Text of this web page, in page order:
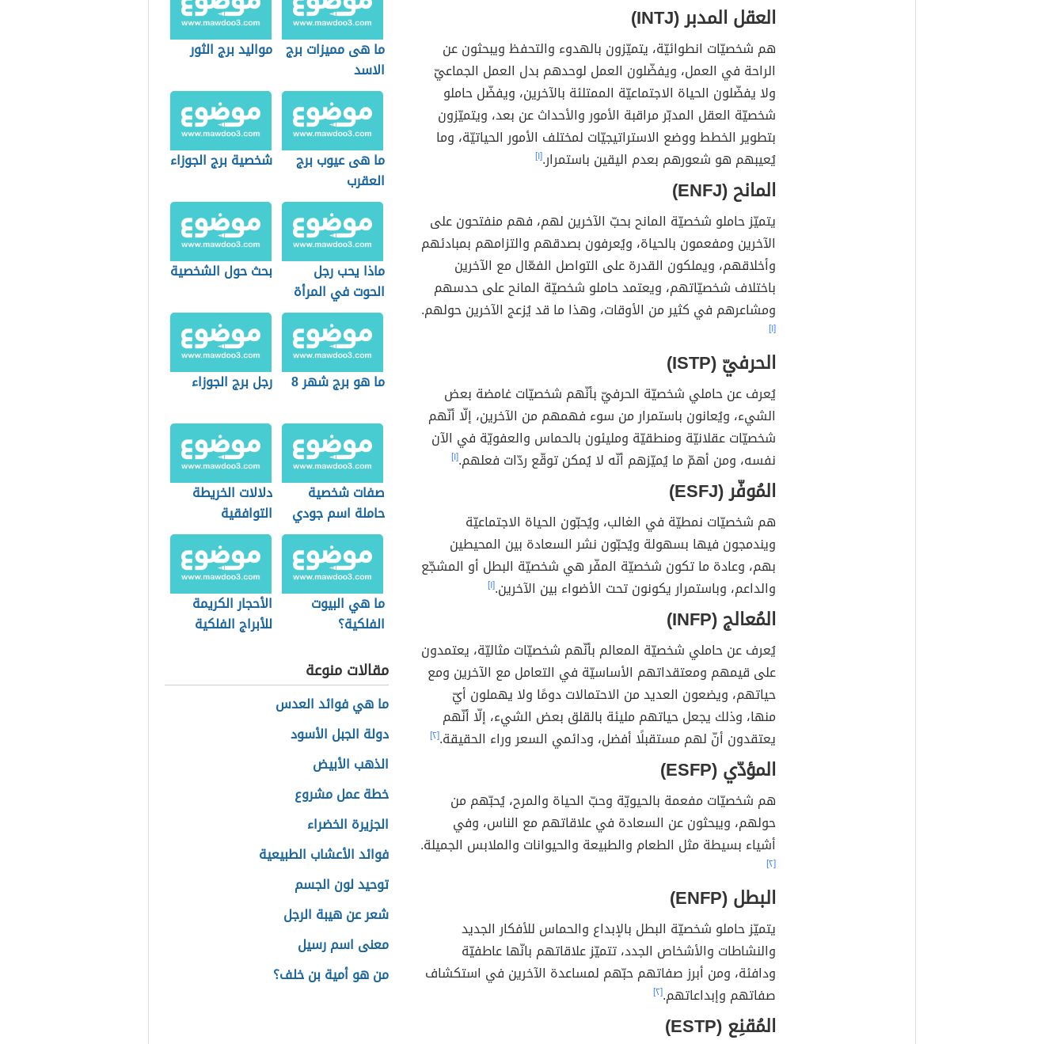
العقل المدبر (INTJ)
هم شخصيّات انطوائيّة، يتميّزون بالهدوء والتحفظ ويبحثون عن
الراحة في العمل، ويفضّلون العمل لوحدهم بدل العمل الجماعيّ
ولا يفضّلون الحياة الاجتماعيّة الممتلئة بالآخرين، ويفضّل حاملو
شخصيّة العقل المدبّر مراقبة الأمور والأحداث عن بعد، ويتميّزون
بتطوير الخطط ووضع الاستراتيجيّات لمختلف الأمور الحياتيّة، وما
يُعيبهم هو شعورهم بعدم اليقين باستمرار.[١]
المانح (ENFJ)
يتميّز حاملو شخصيّة المانح بحبّ الآخرين لهم، فهم منفتحون على
الآخرين ومفعمون بالحياة، ويُعرفون بصدقهم والتزامهم بمبادئهم
وأخلاقهم، ويملكون القدرة على التواصل الفعّال مع الآخرين
باختلاف شخصيّاتهم، ويعتمد حاملو شخصيّة المانح على حدسهم
ومشاعرهم في كثير من الأوقات، وهذا ما قد يُزعج الآخرين حولهم.
[١]
الحرفيّ (ISTP)
يُعرف عن حاملي شخصيّة الحرفيّ بأنّهم شخصيّات غامضة بعض
الشيء، ويُعانون باستمرار من سوء فهمهم من الآخرين، إلّا أنّهم
شخصيّات عقلانيّة ومنطقيّة ومليئون بالحماس والعفويّة في الآن
نفسه، ومن أهمّ ما يُميّزهم أنّه لا يُمكن توقّع ردّات فعلهم.[١]
المُوفّر (ESFJ)
هم شخصيّات نمطيّة في الغالب، ويُحبّون الحياة الاجتماعيّة
ويندمجون فيها بسهولة ويُحبّون نشر السعادة بين المحيطين
بهم، وعادة ما تكون شخصيّة المفّر هي شخصيّة البطل أو المشجّع
والداعم، وباستمرار يكونون تحت الأضواء بين الآخرين.[١]
المُعالج (INFP)
يُعرف عن حاملي شخصيّة المعالم بأنّهم شخصيّات مثاليّة، يعتمدون
على قيمهم ومعتقداتهم الأساسيّة في التعامل مع الآخرين ومع
حياتهم، ويضعون العديد من الاحتمالات دومًا ولا يهملون أيّ
منها، وذلك يجعل حياتهم مليئة بالقلق بعض الشيء، إلّا أنّهم
يعتقدون أنّ لهم مستقبلًا أفضل، ودائمي السعر وراء الحقيقة.[٢]
المؤدّي (ESFP)
هم شخصيّات مفعمة بالحيويّة وحبّ الحياة والمرح، يُحبّهم من
حولهم، ويبحثون عن السعادة في علاقاتهم مع الناس، وفي
أشياء بسيطة مثل الطعام والطبيعة والحيوانات والملابس الجميلة.
[٢]
البطل (ENFP)
يتميّز حاملو شخصيّة البطل بالإبداع والحماس للأفكار الجديد
والنشاطات والأشخاص الجدد، تتميّز علاقاتهم بانّها عاطفيّة
ودافئة، ومن أبرز صفاتهم حبّهم لمساعدة الآخرين في استكشاف
صفاتهم وإبداعاتهم.[٢]
المُقنِع (ESTP)
ما هى مميزات برج
الاسد
مواليد برج الثور
ما هى عيوب برج
العقرب
شخصية برج الجوزاء
ماذا يحب رجل
الحوت في المرأة
بحث حول الشخصية
ما هو برج شهر 8 رجل برج الجوزاء
صفات شخصية
حاملة اسم جودي
دلالات الخريطة
التوافقية
ما هي البيوت
الفلكية؟
الأحجار الكريمة
للأبراج الفلكية
مقالات منوعة
ما هي فوائد العدس
دولة الجبل الأسود
الذهب الأبيض
خطة عمل مشروع
الجزيرة الخضراء
فوائد الأعشاب الطبيعية
توحيد لون الجسم
شعر عن هيبة الرجل
معنى اسم رسيل
من هو أمية بن خلف؟